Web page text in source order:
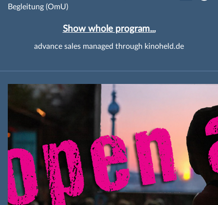
Begleitung (OmU)
Show whole program...
advance sales managed through kinoheld.de